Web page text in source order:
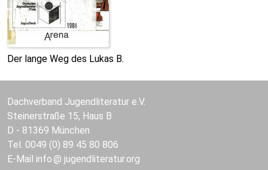
Der lange Weg des Lukas B.
Dachverband Jugendliteratur e.V.
Steinerstraße 15, Haus B
D - 81369 München
Tel. 0049 (0) 89 45 80 806
E-Mail info jugendliteratur.org